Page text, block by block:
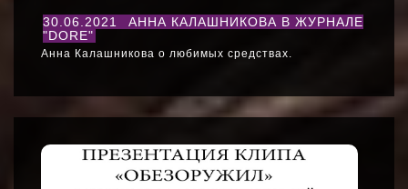
30.06.2021
АННА КАЛАШНИКОВА В ЖУРНАЛЕ
"DORE"
Анна Калашникова о любимых средствах.